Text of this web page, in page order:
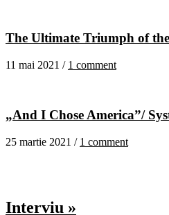
The Ultimate Triumph of
11 mai 2021 / 1 comment
„And I Chose America”/
25 martie 2021 / 1 comment
Interviu »